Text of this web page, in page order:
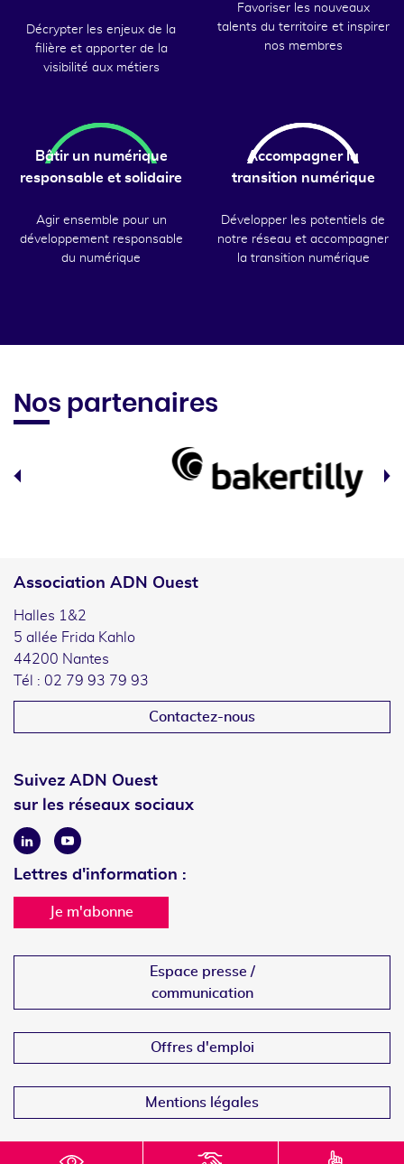
Décrypter les enjeux de la
filière et apporter de la
visibilité aux métiers
Favoriser les nouveaux
talents du territoire et inspirer
nos membres
Bâtir un numérique
responsable et solidaire
Agir ensemble pour un
développement responsable
du numérique
Accompagner la
transition numérique
Développer les potentiels de
notre réseau et accompagner
la transition numérique
Nos partenaires
Association ADN Ouest
Halles 1&2
5 allée Frida Kahlo
44200 Nantes
Tél : 02 79 93 79 93
Contactez-nous
Suivez ADN Ouest
sur les réseaux sociaux
LinkedinYoutube
Lettres d'information :
Je m'abonne
Espace presse /
communication
Offres d'emploi
Mentions légales